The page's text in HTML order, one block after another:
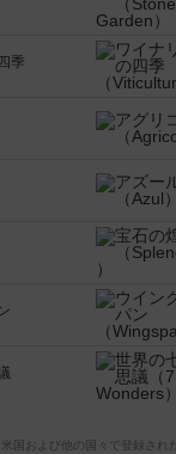
季
国および他の国々で登録された